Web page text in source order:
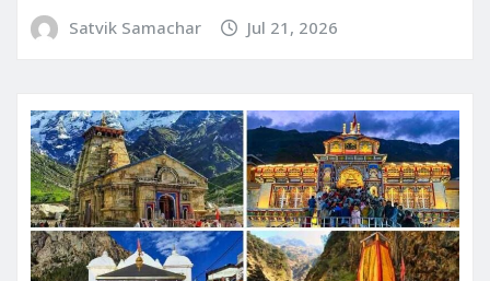
Satvik Samachar Jul 21, 2026